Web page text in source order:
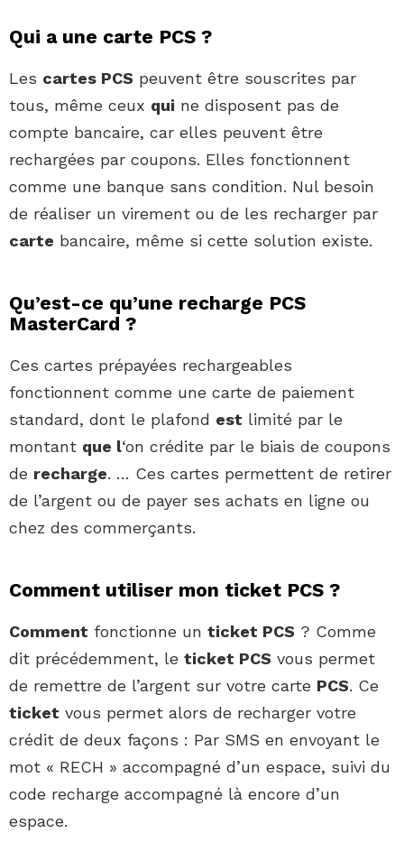
Qui a une carte PCS ?
Les cartes PCS peuvent être souscrites par
tous, même ceux qui ne disposent pas de
compte bancaire, car elles peuvent être
rechargées par coupons. Elles fonctionnent
comme une banque sans condition. Nul besoin
de réaliser un virement ou de les recharger par
carte bancaire, même si cette solution existe.
Qu’est-ce qu’une recharge PCS
MasterCard ?
Ces cartes prépayées rechargeables
fonctionnent comme une carte de paiement
standard, dont le plafond est limité par le
montant que l‘on crédite par le biais de coupons
de recharge. … Ces cartes permettent de retirer
de l’argent ou de payer ses achats en ligne ou
chez des commerçants.
Comment utiliser mon ticket PCS ?
Comment fonctionne un ticket PCS ? Comme
dit précédemment, le ticket PCS vous permet
de remettre de l’argent sur votre carte PCS. Ce
ticket vous permet alors de recharger votre
crédit de deux façons : Par SMS en envoyant le
mot « RECH » accompagné d’un espace, suivi du
code recharge accompagné là encore d’un
espace.